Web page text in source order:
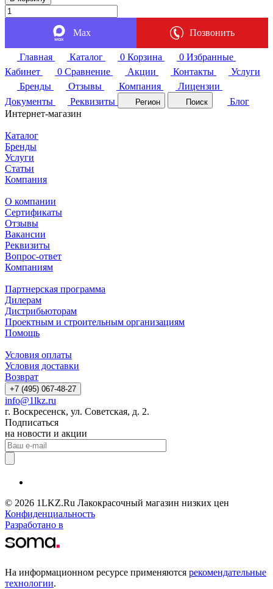
Max Позвонить
Главная Каталог 0 Корзина 0 Избранные
Кабинет
0 Сравнение Акции Контакты
Услуги
Бренды
Отзывы Компания
Лицензии
Документы
Реквизиты Регион Поиск
Блог
Интернет-магазин
Каталог
Бренды
Услуги
Статьи
Компания
О компании
Сертификаты
Отзывы
Вакансии
Реквизиты
Вопрос-ответ
Компаниям
Партнерская программа
Дилерам
Дистрибьюторам
Проектным и строительным организациям
Помощь
Условия оплаты
Условия доставки
Возврат
+7 (495) 067-48-27
info@1lkz.ru
г. Воскресенск, ул. Советская, д. 2.
Подписаться
на новости и акции
© 2026 1LKZ.Ru Лакокрасочный магазин низких цен
Конфиденциальность
Разработано в
На информационном ресурсе применяются рекомендательные
технологии.